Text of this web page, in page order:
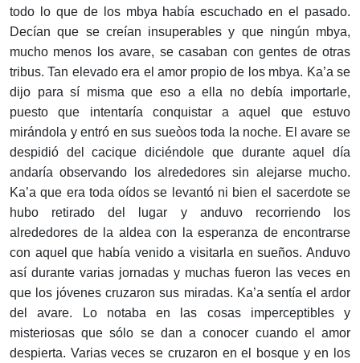
todo lo que de los mbya había escuchado en el pasado.
Decían que se creían insuperables y que ningún mbya,
mucho menos los avare, se casaban con gentes de otras
tribus. Tan elevado era el amor propio de los mbya. Ka’a se
dijo para sí misma que eso a ella no debía importarle,
puesto que intentaría conquistar a aquel que estuvo
mirándola y entró en sus sueòos toda la noche. El avare se
despidió del cacique diciéndole que durante aquel día
andaría observando los alrededores sin alejarse mucho.
Ka’a que era toda oídos se levantó ni bien el sacerdote se
hubo retirado del lugar y anduvo recorriendo los
alrededores de la aldea con la esperanza de encontrarse
con aquel que había venido a visitarla en sueños. Anduvo
así durante varias jornadas y muchas fueron las veces en
que los jóvenes cruzaron sus miradas. Ka’a sentía el ardor
del avare. Lo notaba en las cosas imperceptibles y
misteriosas que sólo se dan a conocer cuando el amor
despierta. Varias veces se cruzaron en el bosque y en los